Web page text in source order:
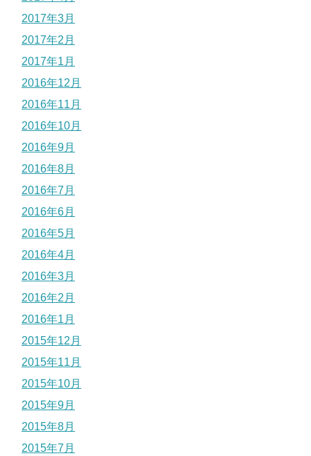
2017年3月
2017年2月
2017年1月
2016年12月
2016年11月
2016年10月
2016年9月
2016年8月
2016年7月
2016年6月
2016年5月
2016年4月
2016年3月
2016年2月
2016年1月
2015年12月
2015年11月
2015年10月
2015年9月
2015年8月
2015年7月